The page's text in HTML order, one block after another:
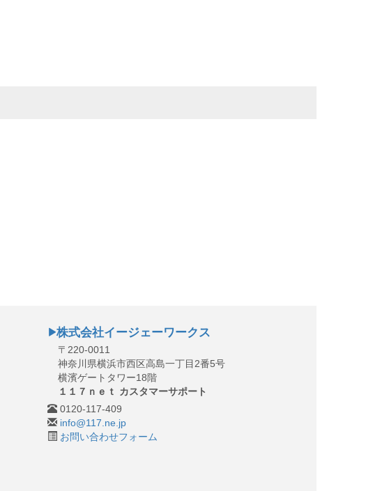
株式会社イージェーワークス
〒220-0011
神奈川県横浜市西区高島一丁目2番5号
横濱ゲートタワー18階
１１７ｎｅｔ カスタマーサポート
0120-117-409
info@117.ne.jp
お問い合わせフォーム